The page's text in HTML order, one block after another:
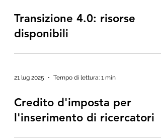
Transizione 4.0: risorse
disponibili
21 lug 2025 Tempo di lettura: 1 min
Credito d'imposta per
l'inserimento di ricercatori